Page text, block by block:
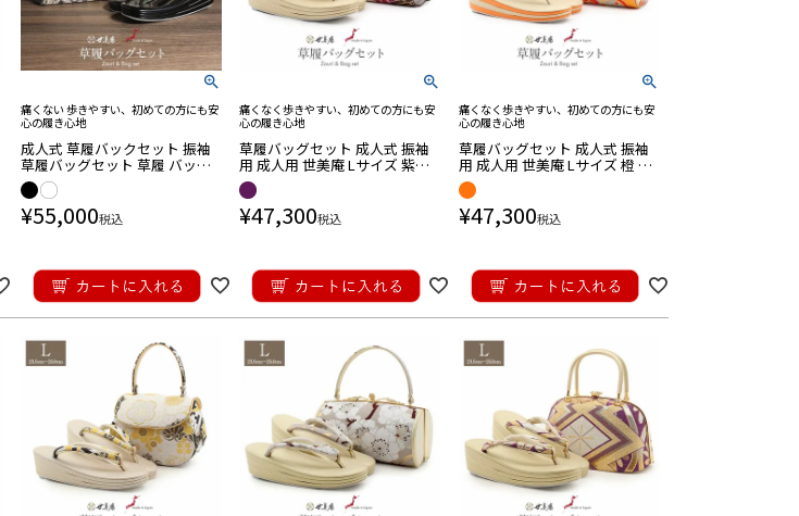
痛くない 歩きやすい、初めての方にも安
心の履き心地
成人式 草履バックセット 振袖
草履バッグセット 草履 バッグ
世美庵 優花緒 フリー L ブラッ
ク ホワイト 黒 白 唐花 帯地 エ
ナメル 3枚芯 日本製
¥55,000税込
痛くなく歩きやすい、初めての方にも安
心の履き心地
草履バッグセット 成人式 振袖
用 成人用 世美庵 Lサイズ 紫系
茶 ゴールド 金 菊尽くし 菊紋 袋
帯地 3枚芯 くすみ ニュアンス
日本製
¥47,300税込
痛くなく歩きやすい、初めての方にも安
心の履き心地
草履バッグセット 成人式 振袖
用 成人用 世美庵 Lサイズ 橙 オ
レンジ ゴールド 花紋 桜 袋帯地
3枚芯 日本製
¥47,300税込